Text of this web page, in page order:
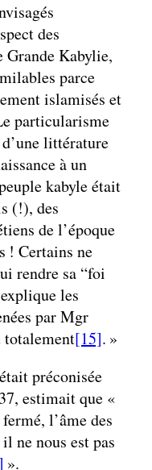
des
Grande Kabylie,
parce
islamisés et
particularisme
littérature
à un
kabyle était
(!), des
de l’époque
! Certains ne
rendre sa “foi
les
par Mgr
totalement[15]. »
préconisée
estimait que «
l’âme des
ne nous est pas
».